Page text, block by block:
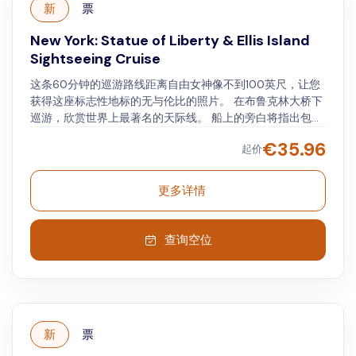
新 票
New York: Statue of Liberty & Ellis Island
Sightseeing Cruise
这条60分钟的巡游路线距离自由女神像不到100英尺，让您
获得这座标志性地标的无与伦比的照片。 在布鲁克林大桥下
巡游，欣赏世界上最著名的天际线。 船上的旁白将指出包括
的景点。 您可以享受室内和室外座椅以及大窗户，享受观看
的乐趣。 经过多年来移民在纽约登陆的埃利斯岛（ Ellis
Island ） ，然后到达距离“自由女神” （ Lady Liberty ）很
近的地方，船将在那里停下来拍摄这个著名的纽约市入口点
的照片。 惊叹于曼哈顿的天际线及其著名的摩天大楼，包括
世贸中心一号大楼。 从东河（ East River ）和著名的哈德逊
河（ Hudson River ）欣赏曼哈顿下城（ Lower Manhattan
起价€35.96
更多详情
查询空位
新 票